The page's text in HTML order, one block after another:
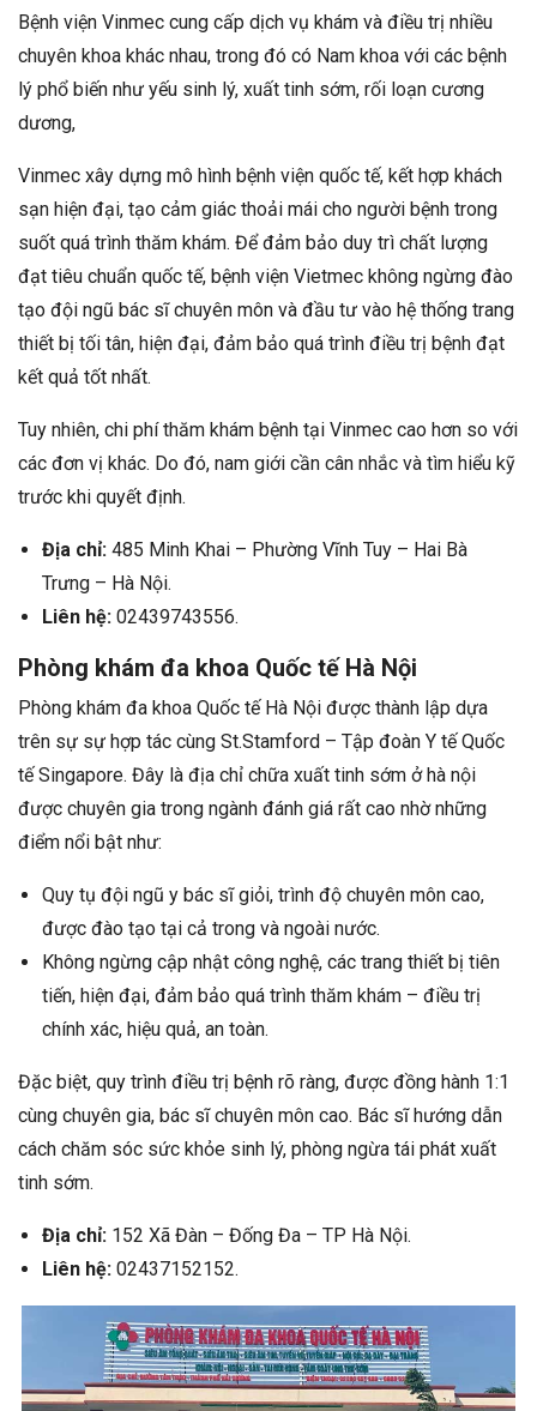
Bệnh viện Vinmec cung cấp dịch vụ khám và điều trị nhiều
chuyên khoa khác nhau, trong đó có Nam khoa với các bệnh
lý phổ biến như yếu sinh lý, xuất tinh sớm, rối loạn cương
dương,
Vinmec xây dựng mô hình bệnh viện quốc tế, kết hợp khách
sạn hiện đại, tạo cảm giác thoải mái cho người bệnh trong
suốt quá trình thăm khám. Để đảm bảo duy trì chất lượng
đạt tiêu chuẩn quốc tế, bệnh viện Vietmec không ngừng đào
tạo đội ngũ bác sĩ chuyên môn và đầu tư vào hệ thống trang
thiết bị tối tân, hiện đại, đảm bảo quá trình điều trị bệnh đạt
kết quả tốt nhất.
Tuy nhiên, chi phí thăm khám bệnh tại Vinmec cao hơn so với
các đơn vị khác. Do đó, nam giới cần cân nhắc và tìm hiểu kỹ
trước khi quyết định.
Địa chỉ: 485 Minh Khai – Phường Vĩnh Tuy – Hai Bà
Trưng – Hà Nội.
Liên hệ: 02439743556.
Phòng khám đa khoa Quốc tế Hà Nội
Phòng khám đa khoa Quốc tế Hà Nội được thành lập dựa
trên sự sự hợp tác cùng St.Stamford – Tập đoàn Y tế Quốc
tế Singapore. Đây là địa chỉ chữa xuất tinh sớm ở hà nội
được chuyên gia trong ngành đánh giá rất cao nhờ những
điểm nổi bật như:
Quy tụ đội ngũ y bác sĩ giỏi, trình độ chuyên môn cao,
được đào tạo tại cả trong và ngoài nước.
Không ngừng cập nhật công nghệ, các trang thiết bị tiên
tiến, hiện đại, đảm bảo quá trình thăm khám – điều trị
chính xác, hiệu quả, an toàn.
Đặc biệt, quy trình điều trị bệnh rõ ràng, được đồng hành 1:1
cùng chuyên gia, bác sĩ chuyên môn cao. Bác sĩ hướng dẫn
cách chăm sóc sức khỏe sinh lý, phòng ngừa tái phát xuất
tinh sớm.
Địa chỉ: 152 Xã Đàn – Đống Đa – TP Hà Nội.
Liên hệ: 02437152152.